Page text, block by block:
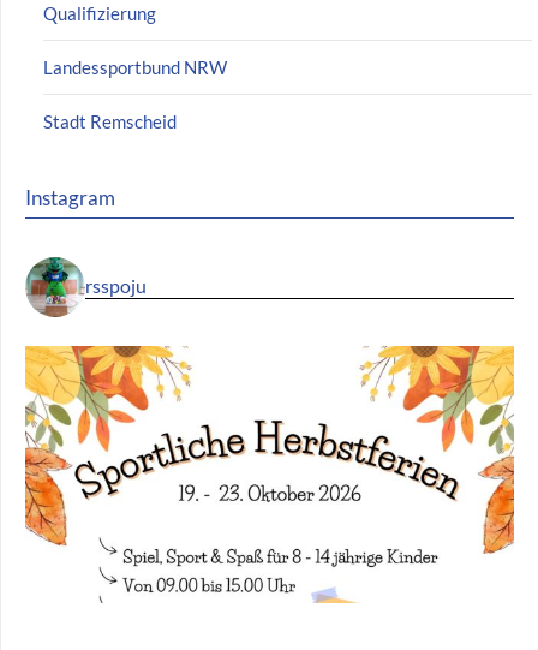
Qualifizierung
Landessportbund NRW
Stadt Remscheid
Instagram
rsspoju